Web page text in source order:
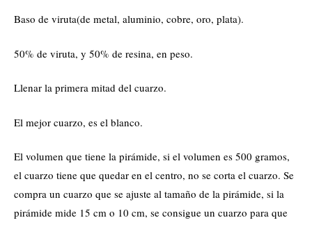
Baso de viruta(de metal, aluminio, cobre, oro, plata).
50% de viruta, y 50% de resina, en peso.
Llenar la primera mitad del cuarzo.
El mejor cuarzo, es el blanco.
El volumen que tiene la pirámide, si el volumen es 500 gramos,
el cuarzo tiene que quedar en el centro, no se corta el cuarzo. Se
compra un cuarzo que se ajuste al tamaño de la pirámide, si la
pirámide mide 15 cm o 10 cm, se consigue un cuarzo para que